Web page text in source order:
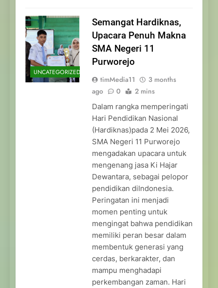
UNCATEGORIZED
Semangat Hardiknas,
Upacara Penuh Makna
SMA Negeri 11
Purworejo
timMedia11
3 months
ago
0 2 mins
Dalam rangka memperingati
Hari Pendidikan Nasional
(Hardiknas)pada 2 Mei 2026,
SMA Negeri 11 Purworejo
mengadakan upacara untuk
mengenang jasa Ki Hajar
Dewantara, sebagai pelopor
pendidikan diIndonesia.
Peringatan ini menjadi
momen penting untuk
mengingat bahwa pendidikan
memiliki peran besar dalam
membentuk generasi yang
cerdas, berkarakter, dan
mampu menghadapi
perkembangan zaman. Hari